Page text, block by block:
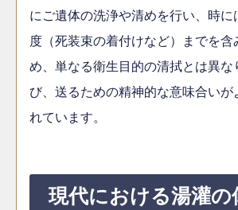
にご遺体の洗浄や清めを行い、時に
度（死装束の着付けなど）までを含
め、単なる衛生目的の清拭とは異な
び、送るための精神的な意味合いが
れています。
現代における湯灌の